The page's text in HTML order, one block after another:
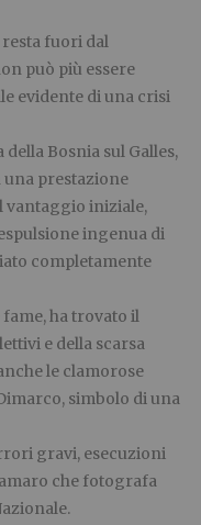
resta fuori dal
può più essere
evidente di una crisi
Bosnia sul Galles,
prestazione
vantaggio iniziale,
ingenua di
completamente
ha trovato il
e della scarsa
le clamorose
simbolo di una
gravi, esecuzioni
che fotografa